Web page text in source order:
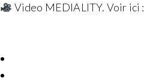
Video MEDIALITY. Voir ici :